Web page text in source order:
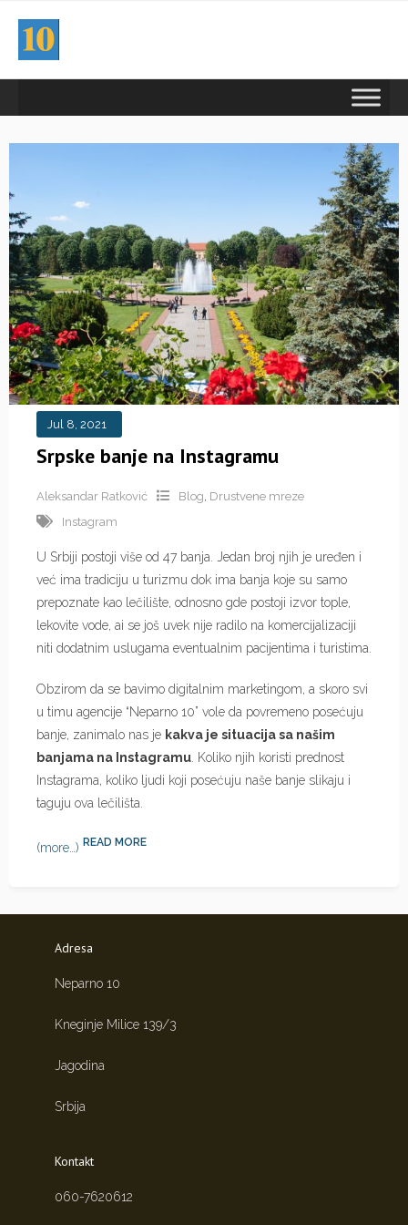
Srpske banje na Instagramu
Jul 8, 2021
Aleksandar Ratković Blog Drustvene mreze
Instagram
U Srbiji postoji više od 47 banja. Jedan broj njih je uređen i
već ima tradiciju u turizmu dok ima banja koje su samo
prepoznate kao lečilište, odnosno gde postoji izvor tople,
lekovite vode, ai se još uvek nije radilo na komercijalizaciji
niti dodatnim uslugama eventualnim pacijentima i turistima.
Obzirom da se bavimo digitalnim marketingom, a skoro svi
u timu agencije “Neparno 10” vole da povremeno posećuju
banje, zanimalo nas je kakva je situacija sa našim
banjama na Instagramu . Koliko njih koristi prednost
Instagrama, koliko ljudi koji posećuju naše banje slikaju i
taguju ova lečilišta.
(more…) READ MORE
Adresa
Neparno 10
Kneginje Milice 139/3
Jagodina
Srbija
Kontakt
060-7620612